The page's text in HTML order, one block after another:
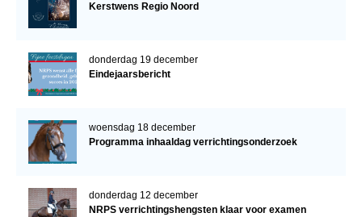
Kerstwens Regio Noord
donderdag 19 december
Eindejaarsbericht
woensdag 18 december
Programma inhaaldag verrichtingsonderzoek
donderdag 12 december
NRPS verrichtingshengsten klaar voor examen